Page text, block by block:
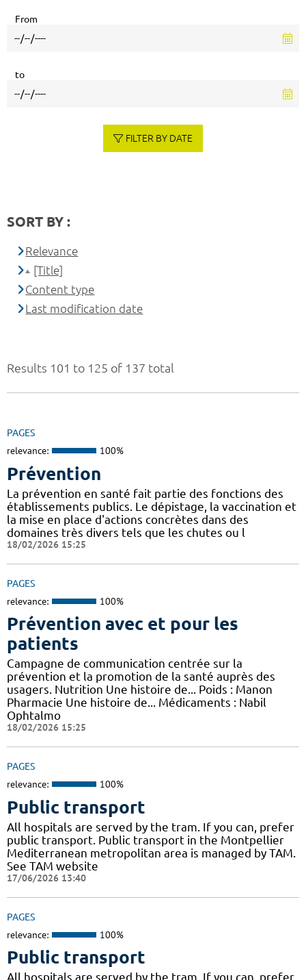
Results 101 to 125 of 137 total
PAGES
relevance: 100%
Prévention
La prévention en santé fait partie des fonctions des
établissements publics. Le dépistage, la vaccination et
la mise en place d'actions concrètes dans des
domaines très divers tels que les chutes ou l
18/02/2026 15:25
PAGES
relevance: 100%
Prévention avec et pour les
patients
Campagne de communication centrée sur la
prévention et la promotion de la santé auprès des
usagers. Nutrition Une histoire de... Poids : Manon
Pharmacie Une histoire de... Médicaments : Nabil
Ophtalmo
18/02/2026 15:25
PAGES
relevance: 100%
Public transport
All hospitals are served by the tram. If you can, prefer
public transport. Public transport in the Montpellier
Mediterranean metropolitan area is managed by TAM.
See TAM website
17/06/2026 13:40
PAGES
relevance: 100%
Public transport
All hospitals are served by the tram. If you can, prefer
From
to
FILTER BY DATE
SORT BY :
Relevance
[Title]
Content type
Last modification date